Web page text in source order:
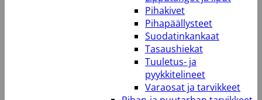
Pihakivet
Pihapäällysteet
Suodatinkankaat
Tasaushiekat
Tuuletus- ja
pyykkitelineet
Varaosat ja tarvikkeet